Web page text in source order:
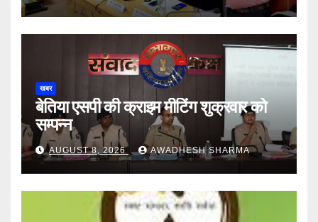
खबर
बेतिया एसपी की क्राइम मीटिंग शुक्रवार को
सम्पन्न
AUGUST 8, 2026 AWADHESH SHARMA